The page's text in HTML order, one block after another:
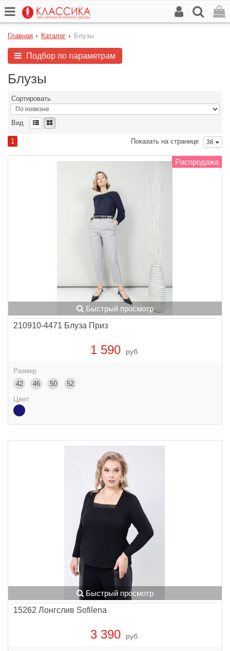
Главная Каталог Блузы
Подбор по параметрам
Блузы
Сортировать
Вид
1 Показать на странице 36
Распродажа
Быстрый просмотр
210910-4471 Блуза Приз
1 590 руб.
Размер
42
46 50
52
Цвет
Быстрый просмотр
15262 Лонгслив Sofilena
3 390 руб.